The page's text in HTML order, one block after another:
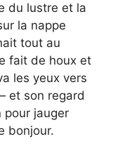
du lustre et la
la nappe
tout au
fait de houx et
les yeux vers
et son regard
pour jauger
bonjour.